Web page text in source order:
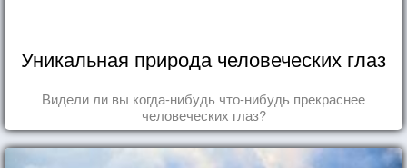
Уникальная природа человеческих глаз
Видели ли вы когда-нибудь что-нибудь прекраснее
человеческих глаз?